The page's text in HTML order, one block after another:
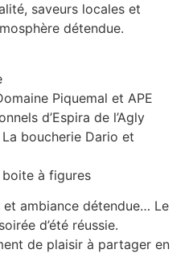
saveurs locales et
détendue.
Piquemal et APE
d’Espira de l’Agly
boucherie Dario et
boite à figures
et ambiance détendue… Le
d’été réussie.
de plaisir à partager en